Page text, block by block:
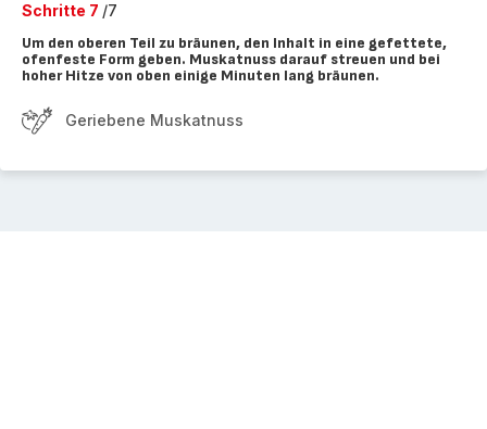
Schritte 7 /7
Um den oberen Teil zu bräunen, den Inhalt in eine gefettete,
ofenfeste Form geben. Muskatnuss darauf streuen und bei
hoher Hitze von oben einige Minuten lang bräunen.
Geriebene Muskatnuss